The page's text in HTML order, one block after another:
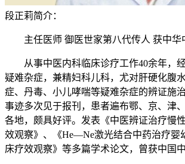
段正莉简介：
主任医师 御医世家第八代传人 获中华
从事中医内科临床诊疗工作40余年，
疑难杂症，兼精妇科儿科，尤对肝硬化腹
症、丹毒、小儿哮喘等疑难杂症的辨证施
事迹多次见于报刊，患者遍布鄂、京、津
各地，颇具好评。发表《中医辨证治疗慢
效观察》、《He—Ne激光结合中药治疗婴
床疗效观察》等多篇学术论文，曾获中国